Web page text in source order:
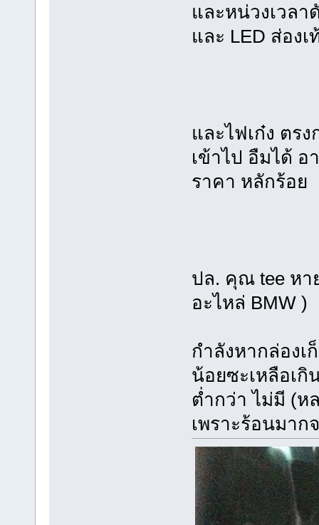
และหน่วงเวล
และ LED ส่อง
และไฟเก๋ง ตร
เข้าไป อืมได้
ราคา หลักร้อย
ปล. คุณ tee ห
อะไหล่ BMW )
กำลังหากล่อง
น้อยซะเหลือเกิ
ต่ำกว่า ไม่มี (ห
เพราะร้อนมาก